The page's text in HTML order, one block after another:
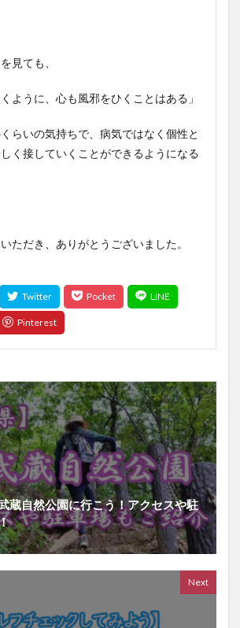
見ても、
ように、心も風邪をひくことはある」
らいの気持ちで、病気ではなく個性と
く接していくことができるようになる
ただき、ありがとうございました。
蔵自然公園に行こう！アクセスや駐
Next